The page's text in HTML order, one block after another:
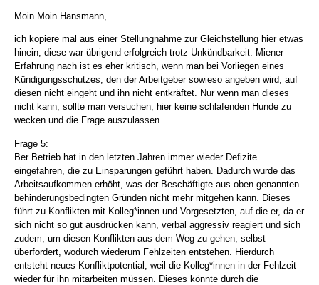
Moin Moin Hansmann,
ich kopiere mal aus einer Stellungnahme zur Gleichstellung hier etwas
hinein, diese war übrigend erfolgreich trotz Unkündbarkeit. Miener
Erfahrung nach ist es eher kritisch, wenn man bei Vorliegen eines
Kündigungsschutzes, den der Arbeitgeber sowieso angeben wird, auf
diesen nicht eingeht und ihn nicht entkräftet. Nur wenn man dieses
nicht kann, sollte man versuchen, hier keine schlafenden Hunde zu
wecken und die Frage auszulassen.
Frage 5:
Ber Betrieb hat in den letzten Jahren immer wieder Defizite
eingefahren, die zu Einsparungen geführt haben. Dadurch wurde das
Arbeitsaufkommen erhöht, was der Beschäftigte aus oben genannten
behinderungsbedingten Gründen nicht mehr mitgehen kann. Dieses
führt zu Konflikten mit Kolleg*innen und Vorgesetzten, auf die er, da er
sich nicht so gut ausdrücken kann, verbal aggressiv reagiert und sich
zudem, um diesen Konflikten aus dem Weg zu gehen, selbst
überfordert, wodurch wiederum Fehlzeiten entstehen. Hierdurch
entsteht neues Konfliktpotential, weil die Kolleg*innen in der Fehlzeit
wieder für ihn mitarbeiten müssen. Dieses könnte durch die